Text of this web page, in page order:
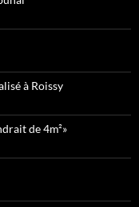
à Roissy
de 4m²»